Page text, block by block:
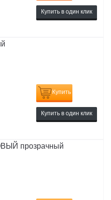
Купить в один клик
Купить
Купить в один клик
прозрачный